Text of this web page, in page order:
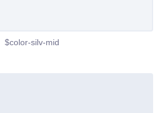
$color-silv-mid